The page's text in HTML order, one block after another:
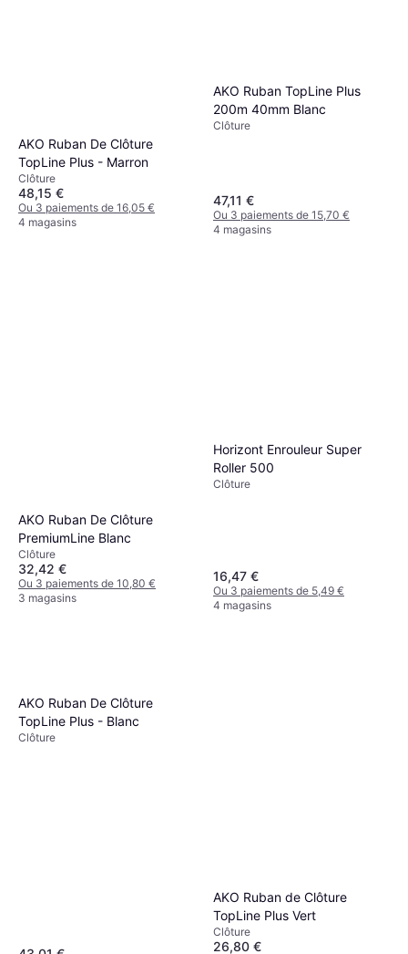
AKO Ruban De Clôture
TopLine Plus - Marron
Clôture
48,15 €
Ou 3 paiements de 16,05 €
4 magasins
AKO Ruban TopLine Plus
200m 40mm Blanc
Clôture
47,11 €
Ou 3 paiements de 15,70 €
4 magasins
AKO Ruban De Clôture
PremiumLine Blanc
Clôture
32,42 €
Ou 3 paiements de 10,80 €
3 magasins
Horizont Enrouleur Super
Roller 500
Clôture
16,47 €
Ou 3 paiements de 5,49 €
4 magasins
AKO Ruban De Clôture
TopLine Plus - Blanc
Clôture
AKO Ruban de Clôture
TopLine Plus Vert
Clôture
26,80 €